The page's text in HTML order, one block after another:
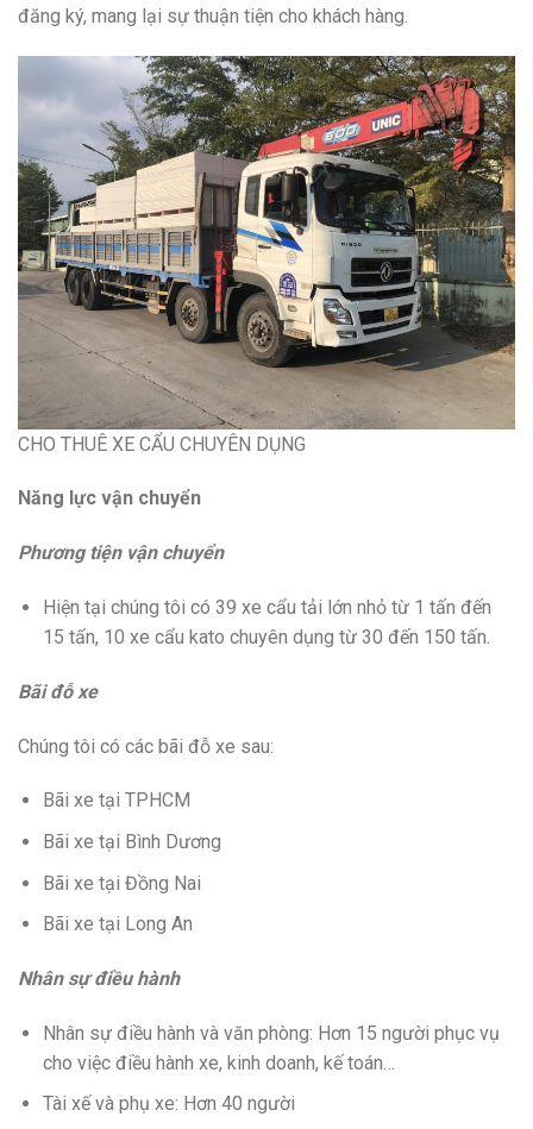
đăng ký, mang lại sự thuận tiện cho khách hàng.
CHO THUÊ XE CẨU CHUYÊN DỤNG
Năng lực vận chuyển
Phương tiện vận chuyển
Hiện tại chúng tôi có 39 xe cẩu tải lớn nhỏ từ 1 tấn đến
15 tấn, 10 xe cẩu kato chuyên dụng từ 30 đến 150 tấn.
Bãi đỗ xe
Chúng tôi có các bãi đỗ xe sau:
Bãi xe tại TPHCM
Bãi xe tại Bình Dương
Bãi xe tại Đồng Nai
Bãi xe tại Long An
Nhân sự điều hành
Nhân sự điều hành và văn phòng: Hơn 15 người phục vụ
cho việc điều hành xe, kinh doanh, kế toán…
Tài xế và phụ xe: Hơn 40 người